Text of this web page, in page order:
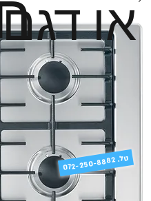
או דגם
072-250-8882 .טל